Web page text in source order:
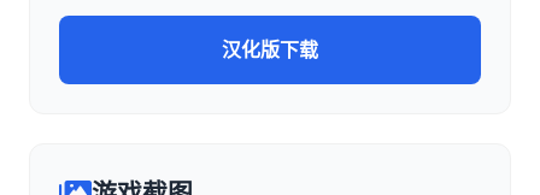
汉化版下载